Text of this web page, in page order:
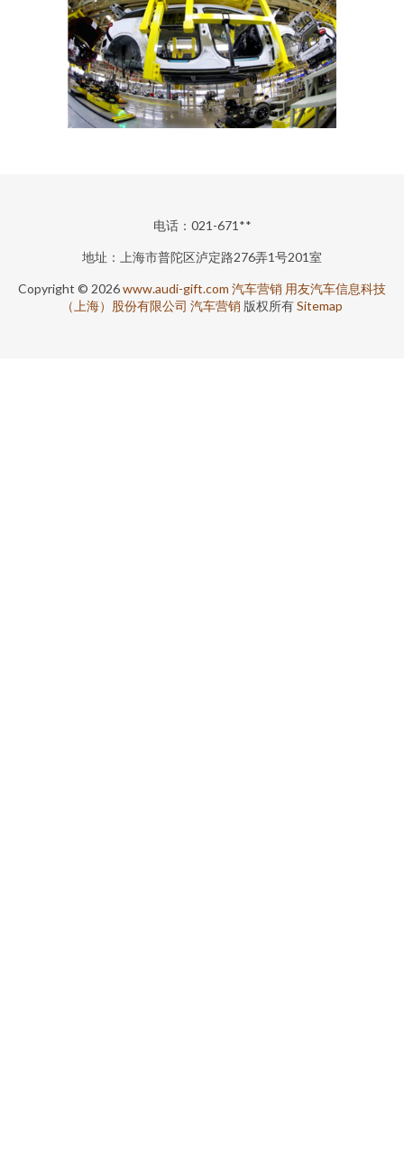
电话：021-671**
地址：上海市普陀区泸定路276弄1号201室
Copyright © 2026www.audi-gift.com 汽车营销 用友汽车信息科技
（上海）股份有限公司 汽车营销 版权所有Sitemap